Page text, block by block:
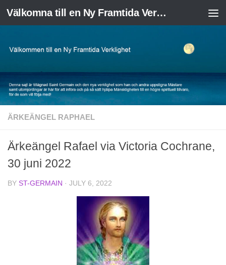
Skip to content Välkomna till en Ny Framtida Verklighet
ÄRKEÄNGEL RAPHAEL
Ärkeängel Rafael via Victoria Cochrane,
30 juni 2022
BY ST-GERMAIN · JULY 6, 2022